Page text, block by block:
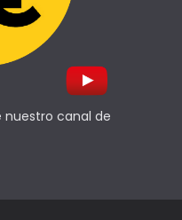
nuestro canal de